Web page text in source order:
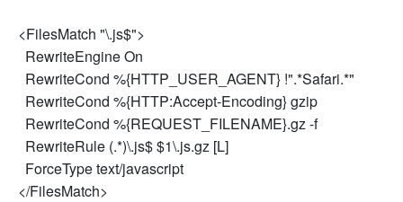
<FilesMatch "\.js$">
RewriteEngine On
RewriteCond %{HTTP_USER_AGENT} !".*Safari.*"
RewriteCond %{HTTP:Accept-Encoding} gzip
RewriteCond %{REQUEST_FILENAME}.gz -f
RewriteRule (.*)\.js$ $1\.js.gz [L]
ForceType text/javascript
</FilesMatch>